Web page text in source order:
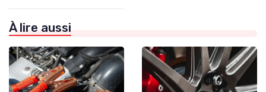
À lire aussi